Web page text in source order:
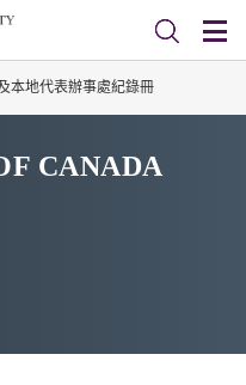
本地代表辦事處紀錄冊
CANADA